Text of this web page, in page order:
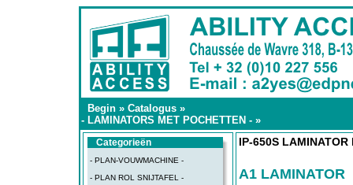
Begin » Catalogus »
- LAMINATORS MET POCHETTEN - »
Categorieën
- PLAN-VOUWMACHINE -
- PLAN ROL SNIJTAFEL -
IP-650S LAMINATOR
A1 LAMINATOR